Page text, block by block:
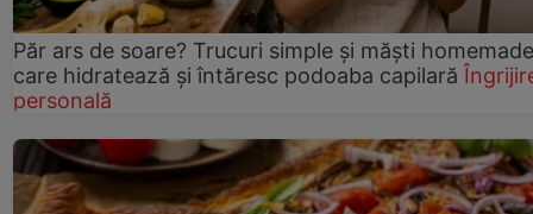
Păr ars de soare? Trucuri simple și măști homemade
care hidratează și întăresc podoaba capilară
personală